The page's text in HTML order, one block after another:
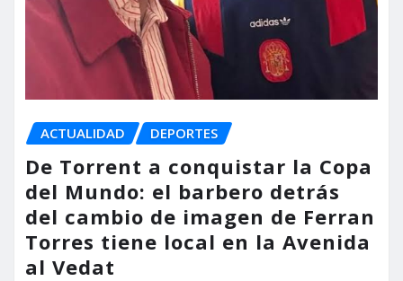
ACTUALIDAD DEPORTES
De Torrent a conquistar la Copa
del Mundo: el barbero detrás
del cambio de imagen de Ferran
Torres tiene local en la Avenida
al Vedat